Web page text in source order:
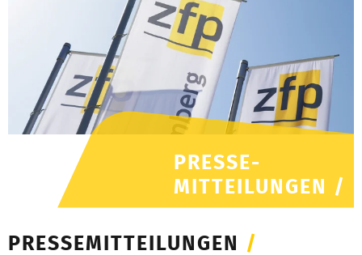
PRESSE-
MITTEILUNGEN /
PRESSEMITTEILUNGEN /